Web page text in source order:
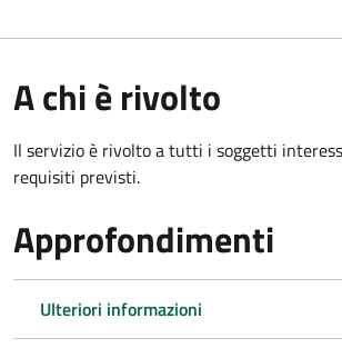
A chi è rivolto
Il servizio è rivolto a tutti i soggetti
requisiti previsti.
Approfondimenti
Ulteriori informazioni